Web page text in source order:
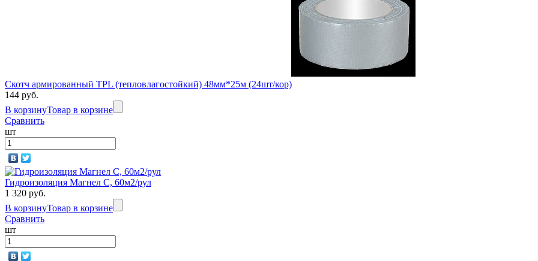
Скотч армированный TPL (тепловлагостойкий) 48мм*25м (24шт/кор)
144 руб.
В корзинуТовар в корзине
Сравнить
шт
Гидроизоляция Магнел C, 60м2/рул
1 320 руб.
В корзинуТовар в корзине
Сравнить
шт